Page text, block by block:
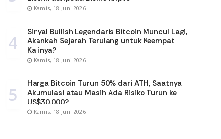
Kamis, 18 Juni 2026
4
Sinyal Bullish Legendaris Bitcoin Muncul Lagi,
Akankah Sejarah Terulang untuk Keempat
Kalinya?
Kamis, 18 Juni 2026
5
Harga Bitcoin Turun 50% dari ATH, Saatnya
Akumulasi atau Masih Ada Risiko Turun ke
US$30.000?
Kamis, 18 Juni 2026